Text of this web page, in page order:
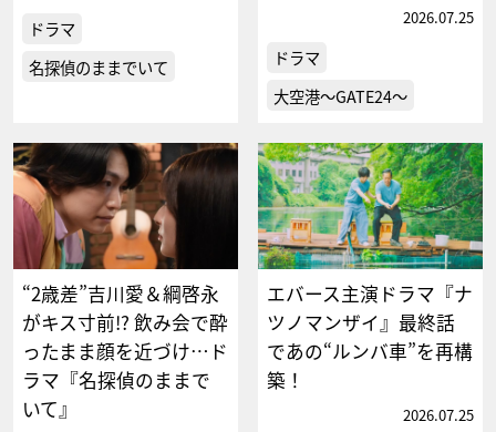
ドラマ
名探偵のままでいて
2026.07.25
ドラマ
大空港～GATE24～
“2歳差”吉川愛＆綱啓永
がキス寸前!? 飲み会で酔
ったまま顔を近づけ…ド
ラマ『名探偵のままで
いて』
エバース主演ドラマ『ナ
ツノマンザイ』最終話
であの“ルンバ車”を再構
築！
2026.07.25